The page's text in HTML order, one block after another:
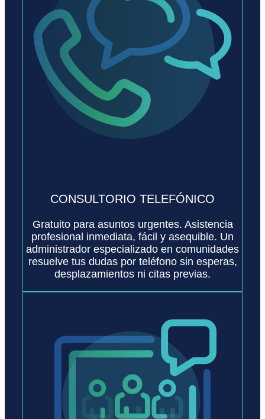
CONSULTORIO TELEFÓNICO
Gratuito para asuntos urgentes. Asistencia
profesional inmediata, fácil y asequible. Un
administrador especializado en comunidades
resuelve tus dudas por teléfono sin esperas,
desplazamientos ni citas previas.